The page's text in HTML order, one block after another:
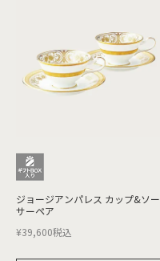
ジョージアンパレス カップ&ソー
サーペア
¥39,600税込